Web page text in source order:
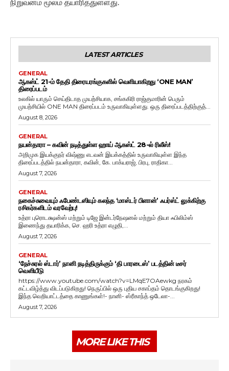
நிறுவனம் மூலம் தயாரித்துள்ளது.
LATEST ARTICLES
GENERAL
ஆகஸ்ட் 21-ம் தேதி திரையரங்குகளில் வெளியாகிறது ‘ONE MAN’
திரைப்படம்
உலகில் யாரும் செய்திடாத முயற்சியாக, சங்ககிரி ராஜ்குமாரின் பெரும்
முயற்சியில் ONE MAN திரைப்படம் உருவாகியுள்ளது. ஒரு திரைப்படத்திற்குத்...
August 8, 2026
GENERAL
நயன்தாரா – கவின் நடித்துள்ள ஹாய் ஆகஸ்ட் 28-ல் ரிலீஸ்!
அறிமுக இயக்குநர் விஷ்ணு எடவன் இயக்கத்தில் உருவாகியுள்ள இந்த
திரைப்படத்தில் நயன்தாரா, கவின், கே. பாக்யராஜ், பிரபு, ராதிகா...
August 7, 2026
GENERAL
நகைச்சுவையும் ஃபேண்டஸியும் கலந்த ‘மாஸ்டர் பிளான்’ ஃபர்ஸ்ட் லுக்கிற்கு
ரசிகர்களிடம் வரவேற்பு!
உத்ரா புரொடக்ஷன்ஸ் மற்றும் டிஜே இன்டர்நேஷனல் மற்றும் தியா ஃபிலிம்ஸ்
இணைந்து தயாரிக்க, செ. ஹரி உத்ரா எழுதி,...
August 7, 2026
GENERAL
‘நேச்சுரல் ஸ்டார்’ நானி நடித்திருக்கும் ‘தி பாரடைஸ்’ படத்தின் டீசர்
வெளியீடு
https://www.youtube.com/watch?v=LMqE7OAewkg நரகம்
கட்டவிழ்த்து விடப்படுகிறது! நெருப்பில் ஒரு புதிய சகாப்தம் தொடங்குகிறது!
இந்த வெறியாட்டத்தை காணுங்கள்!- நானி- ஸ்ரீகாந்த் ஒடேலா-...
August 7, 2026
MORE LIKE THIS